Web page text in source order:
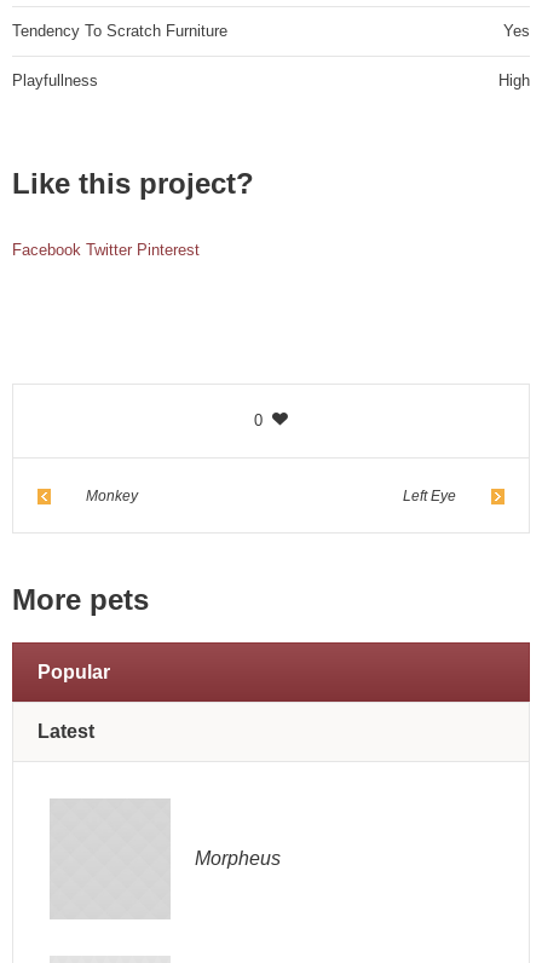
Tendency To Scratch Furniture Yes
Playfullness High
Like this project?
Facebook Twitter Pinterest
0
Monkey Left Eye
More pets
Popular
Latest
Morpheus